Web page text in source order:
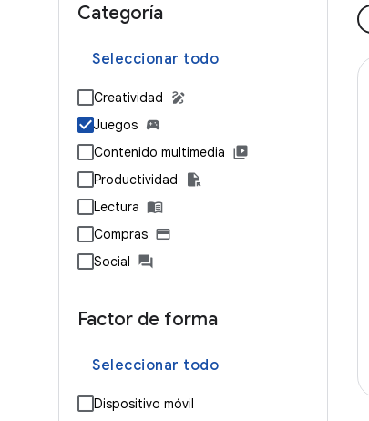
Categoría
Seleccionar todo
Creatividad
Juegos
Contenido multimedia
Productividad
Lectura
Compras
Social
Factor de forma
Seleccionar todo
Dispositivo móvil